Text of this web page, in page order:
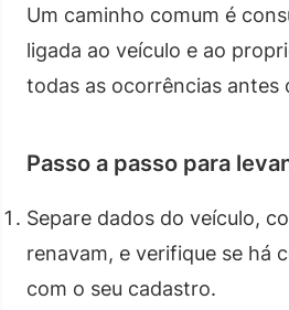
Um caminho comum é
ligada ao veículo e ao
todas as ocorrências antes
Passo a passo para
Separe dados do veículo,
renavam, e verifique se há
com o seu cadastro.